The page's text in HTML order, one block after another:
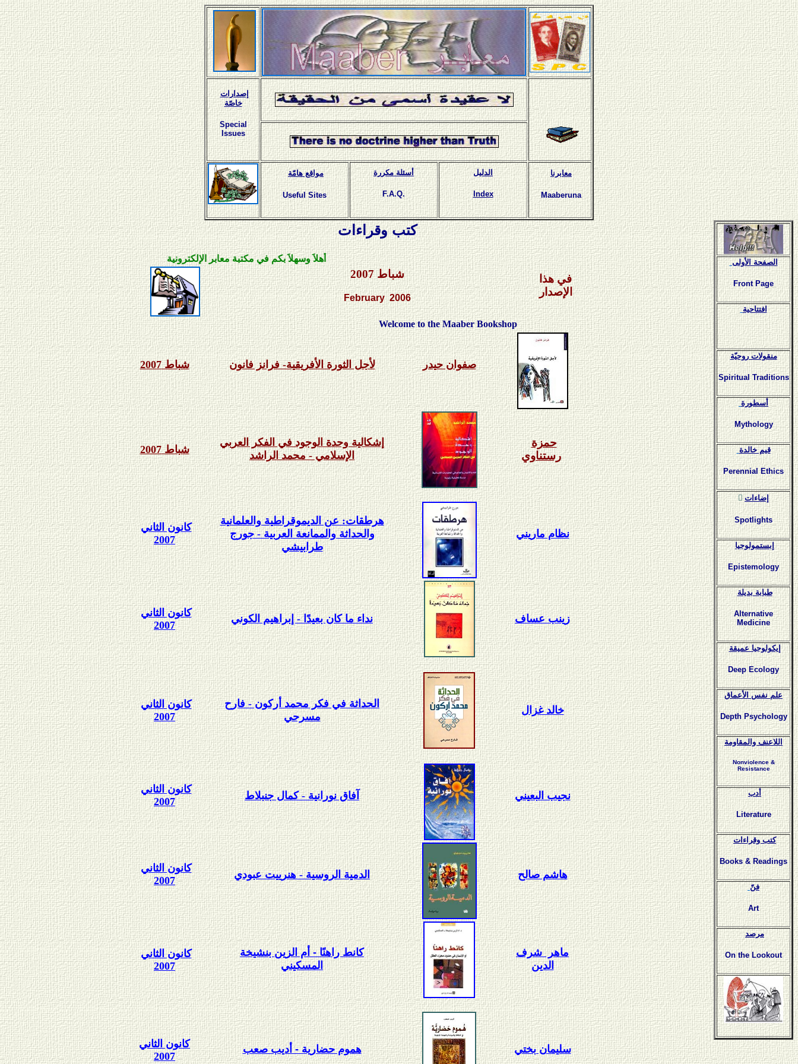
إصدارات
خاصّة
Special
Issues
مواقع هامّة
Useful Sites
أسئلة مكررة
F.A.Q.
الدليل
Index
معابرنا
Maaberuna
كتب وقراءات
أهلاَ وسهلاَ بكم في مكتبة معابر الإلكترونية
شباط 2007
February 2006
في هذا
الإصدار
Welcome to the Maaber Bookshop
شباط 2007 لأجل الثورة الأفريقية- فرانز فانون صفوان حيدر
شباط 2007
إشكالية وحدة الوجود في الفكر العربي
الإسلامي - محمد الراشد
حمزة
رستناوي
كانون الثاني
2007
هرطقات: عن الديموقراطية والعلمانية
والحداثة والممانعة العربية - جورج
طرابيشي
نظام ماريني
كانون الثاني
2007
نداء ما كان بعيدًا - إبراهيم الكوني زينب عساف
كانون الثاني
2007
الحداثة في فكر محمد أركون - فارح
مسرحي
خالد غزال
كانون الثاني
2007
آفاق نورانية - كمال جنبلاط نجيب البعيني
كانون الثاني
2007
الدمية الروسية - هنرييت عبودي هاشم صالح
كانون الثاني
2007
كانط راهنًا - أم الزين بنشيخة
المسكيني
ماهر شرف
الدين
كانون الثاني
2007
هموم حضارية - أديب صعب سليمان بختي
الصفحة الأولى
Front Page
افتتاحية
منقولات روحيّة
Spiritual Traditions
أسطورة
Mythology
قيم خالدة
Perennial Ethics
ٍإضاءات
Spotlights
إبستمولوجيا
Epistemology
طبابة بديلة
Alternative
Medicine
إيكولوجيا عميقة
Deep Ecology
علم نفس الأعماق
Depth Psychology
اللاعنف والمقاومة
Nonviolence &
Resistance
أدب
Literature
كتب وقراءات
Books & Readings
فنّ
Art
مرصد
On the Lookout